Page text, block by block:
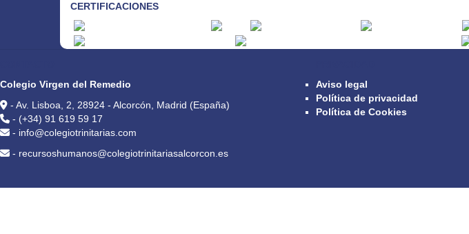
CERTIFICACIONES
Colegio Virgen del Remedio
- Av. Lisboa, 2, 28924 - Alcorcón, Madrid (España)
- (+34) 91 619 59 17
- info@colegiotrinitarias.com
- recursoshumanos@colegiotrinitariasalcorcon.es
Aviso legal
Política de privacidad
Política de Cookies